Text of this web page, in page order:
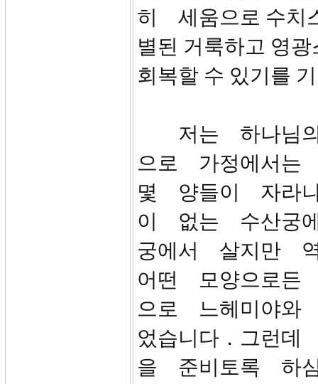
히 세움으로 수치
별된 거룩하고 영
회복할 수 있기를
저는 하나님의
으로 가정에서
몇 양들이 자라
이 없는 수산궁
궁에서 살지만
어떤 모양으로
으로 느헤미야
었습니다．그런
을 준비토록 하